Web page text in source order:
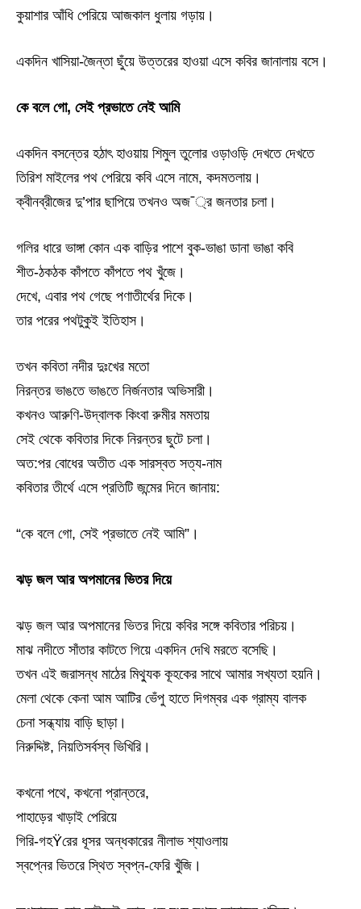
কুয়াশার আঁধি পেরিয়ে আজকাল ধুলায় গড়ায়।
একদিন খাসিয়া-জৈন্তা ছুঁয়ে উত্তরের হাওয়া এসে কবির জানালায় বসে।
কে বলে গো, সেই প্রভাতে নেই আমি
একদিন বসন্তের হঠাৎ হাওয়ায় শিমুল তুলোর ওড়াওড়ি দেখতে দেখতে
তিরিশ মাইলের পথ পেরিয়ে কবি এসে নামে, কদমতলায়।
ক্বীনব্রীজের দু’পার ছাপিয়ে তখনও অজ¯্র জনতার চলা।
গলির ধারে ভাঙ্গা কোন এক বাড়ির পাশে বুক-ভাঙা ডানা ভাঙা কবি
শীত-ঠকঠক কাঁপতে কাঁপতে পথ খুঁজে।
দেখে, এবার পথ গেছে পণাতীর্থের দিকে।
তার পরের পথটুকুই ইতিহাস।
তখন কবিতা নদীর দুঃখের মতো
নিরন্তর ভাঙতে ভাঙতে নির্জনতার অভিসারী।
কখনও আরুণি-উদ্বালক কিংবা রুমীর মমতায়
সেই থেকে কবিতার দিকে নিরন্তর ছুটে চলা।
অত:পর বোধের অতীত এক সারস্বত সত্য-নাম
কবিতার তীর্থে এসে প্রতিটি জন্মের দিনে জানায়:
“কে বলে গো, সেই প্রভাতে নেই আমি”।
ঝড় জল আর অপমানের ভিতর দিয়ে
ঝড় জল আর অপমানের ভিতর দিয়ে কবির সঙ্গে কবিতার পরিচয়।
মাঝ নদীতে সাঁতার কাটতে গিয়ে একদিন দেখি মরতে বসেছি।
তখন এই জরাসন্ধ মাঠের মিথ্যুক কূহকের সাথে আমার সখ্যতা হয়নি।
মেলা থেকে কেনা আম আটির ভেঁপু হাতে দিগম্বর এক গ্রাম্য বালক
চেনা সন্ধ্যায় বাড়ি ছাড়া।
নিরুদ্দিষ্ট, নিয়তিসর্বস্ব ভিখিরি।
কখনো পথে, কখনো প্রান্তরে,
পাহাড়ের খাড়াই পেরিয়ে
গিরি-গহŸরের ধূসর অন্ধকারের নীলাভ শ্যাওলায়
স্বপ্নের ভিতরে স্থিত স্বপ্ন-ফেরি খুঁজি।